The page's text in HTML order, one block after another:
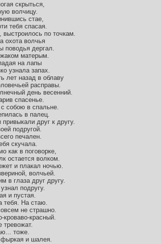
скрыться,
волчицу.
стае,
тебя спасая.
по точкам.
охота волчья
поводья дергал.
матерым.
на лапы
узнала запах.
лет назад в облаву
расправы.
день весенний.
спасенье.
собою в спальне.
в палец.
друг к другу.
подругой.
печален.
скучала.
как в поговорке,
остается волком.
и плакал ночью.
волчьей.
в глаза друг другу.
подругу.
и пустая.
тебя. На стаю.
не страшно.
кроваво-красный.
тревожат.
тоже.
фыркая и шалея.